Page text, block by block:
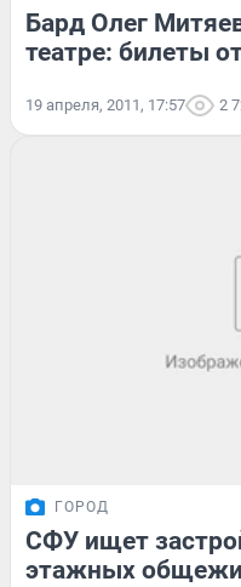
Бард Олег
театре: билеты
19 апреля, 2011, 17:57 2
ГОРОД
СФУ ищет
этажных